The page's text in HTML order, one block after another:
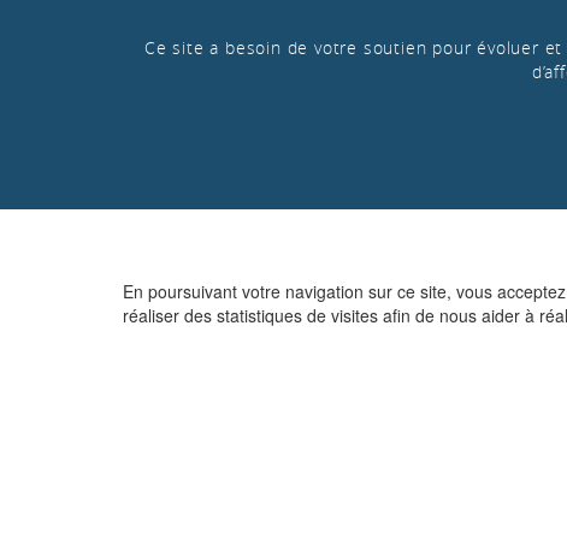
En poursuivant votre navigation sur ce site, vous
réaliser des statistiques de visites afin de nous aider à
Ce site a besoin de votre soutien pour évoluer